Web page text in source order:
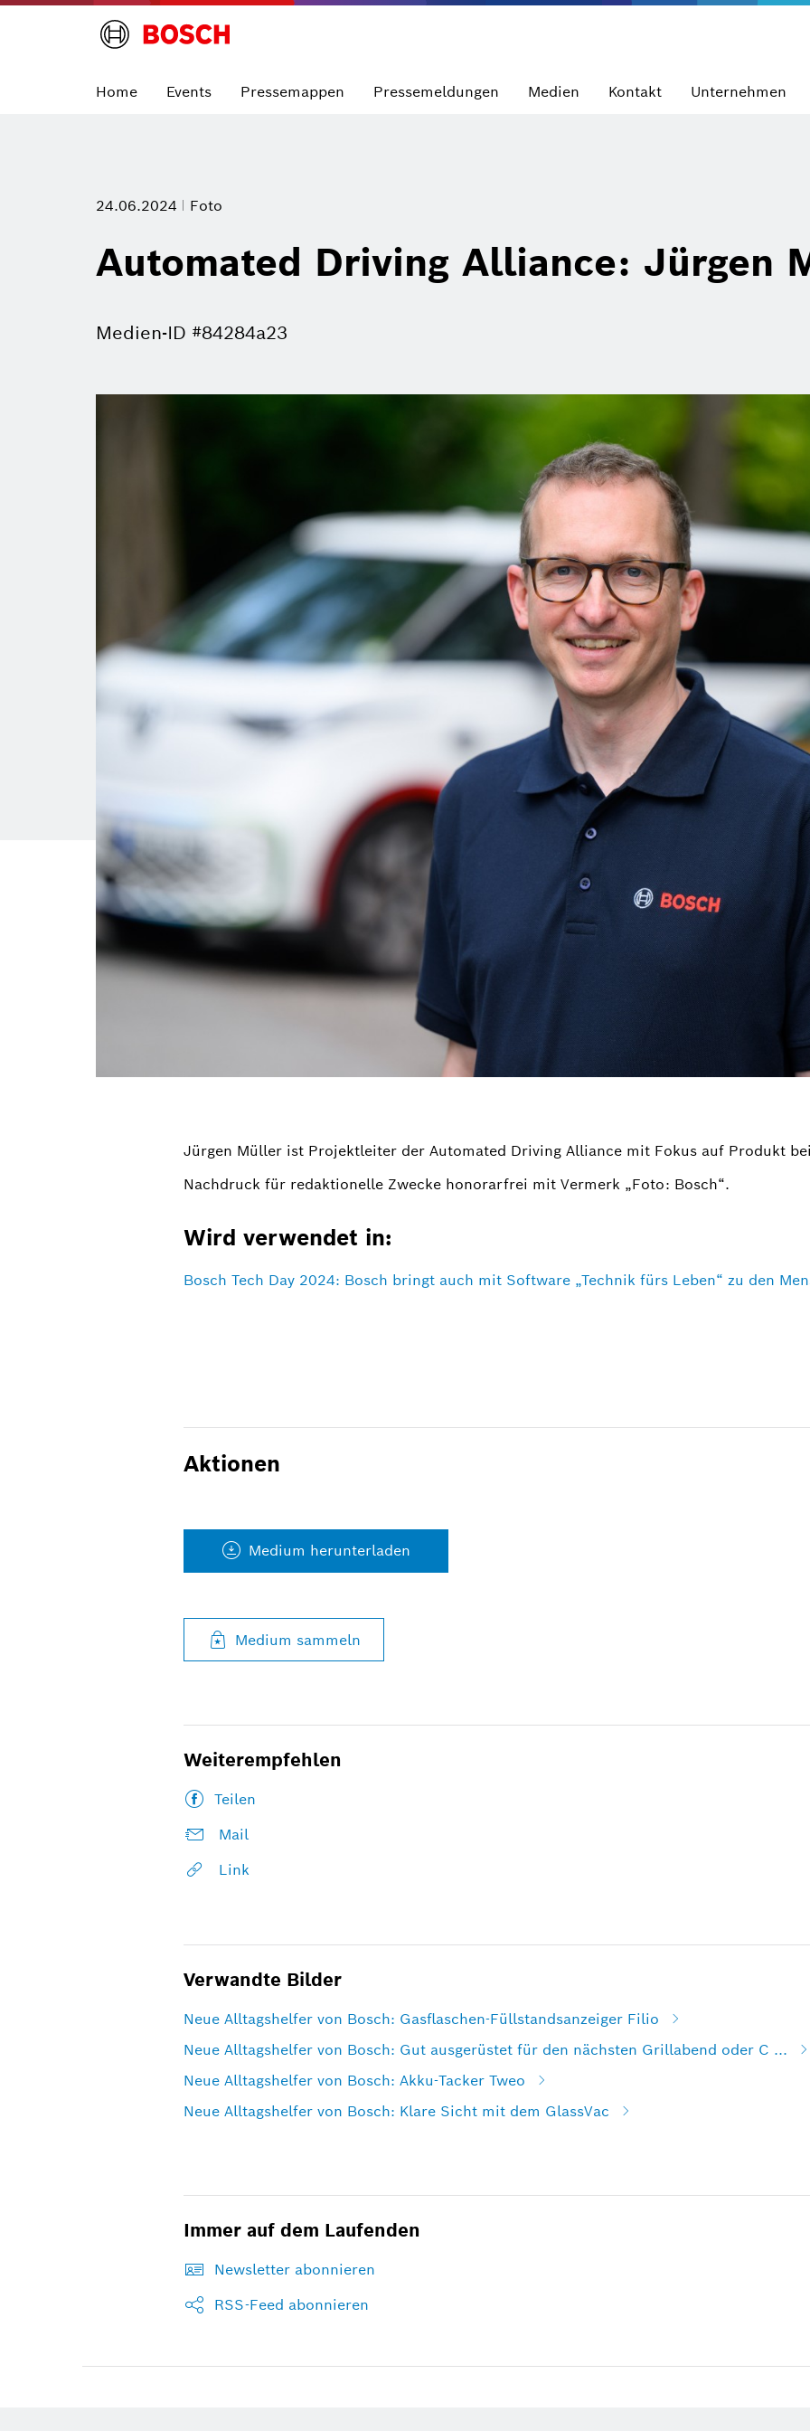
Home Events Pressemappen Pressemeldungen Medien Kontakt Unternehmen
24.06.2024 Foto
Automated Driving Alliance: Jürgen
Medien-ID #84284a23
Jürgen Müller ist Projektleiter der Automated Driving Alliance mit Fokus auf Produkt
Nachdruck für redaktionelle Zwecke honorarfrei mit Vermerk „Foto: Bosch“.
Wird verwendet in:
Bosch Tech Day 2024: Bosch bringt auch mit Software „Technik fürs Leben“ zu den
Aktionen
Medium herunterladen
Medium sammeln
Weiterempfehlen
Teilen
Mail
Link
Verwandte Bilder
Neue Alltagshelfer von Bosch: Gasflaschen-Füllstandsanzeiger Filio
Neue Alltagshelfer von Bosch: Gut ausgerüstet für den nächsten Grillabend oder C ...
Neue Alltagshelfer von Bosch: Akku-Tacker Tweo
Neue Alltagshelfer von Bosch: Klare Sicht mit dem GlassVac
Immer auf dem Laufenden
Newsletter abonnieren
RSS-Feed abonnieren